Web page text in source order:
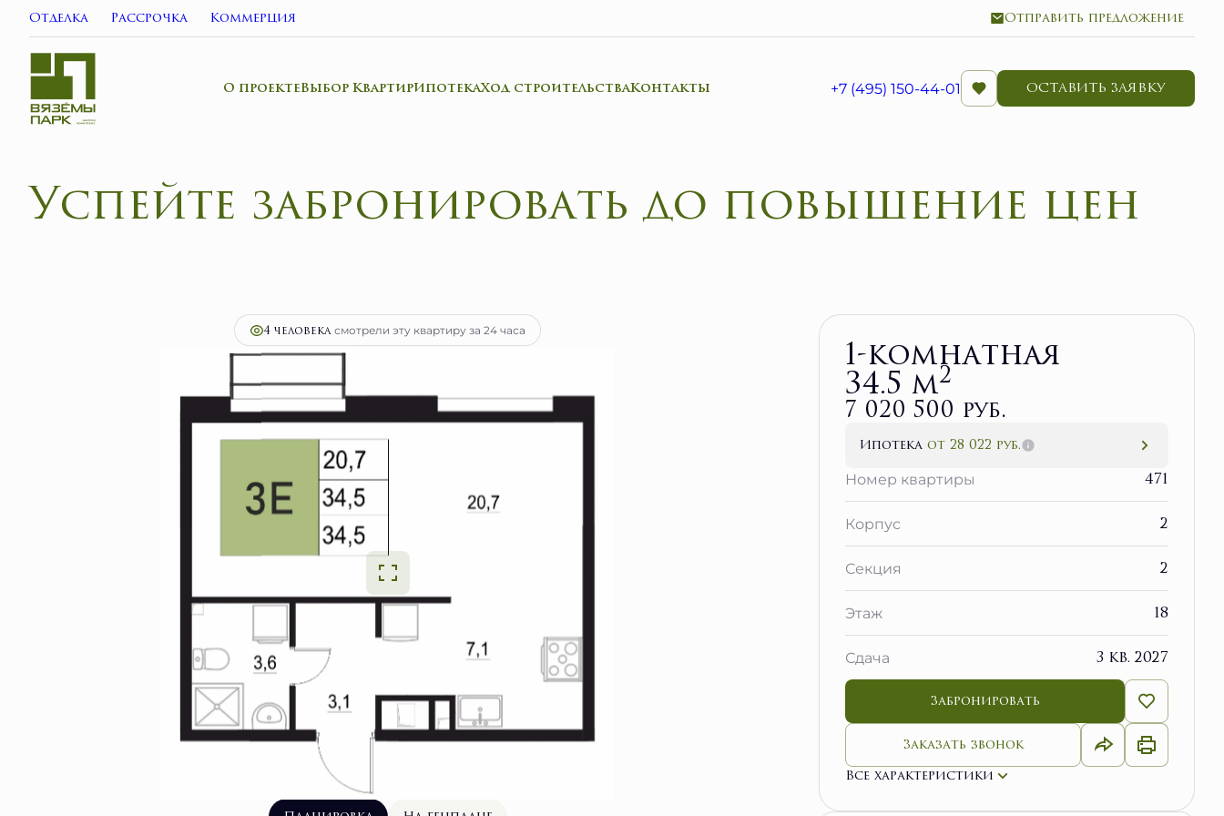
Отделка Рассрочка Коммерция Отправить предложение
О проектеВыбор КвартирИпотекаХод строительстваКонтакты +7 (495) 150-44-01 ОСТАВИТЬ ЗАЯВКУ
Успейте
4 человекaсмотрели эту квартиру за 24 часа
1-комнатная
34.5 м2
7 020 500 руб.
Ипотека от 28 022 руб.
Номер квартиры
471
Корпус 2
Секция 2
Этаж 18
Сдача 3 кв. 2027
Забронировать
Заказать звонок
Все характеристики